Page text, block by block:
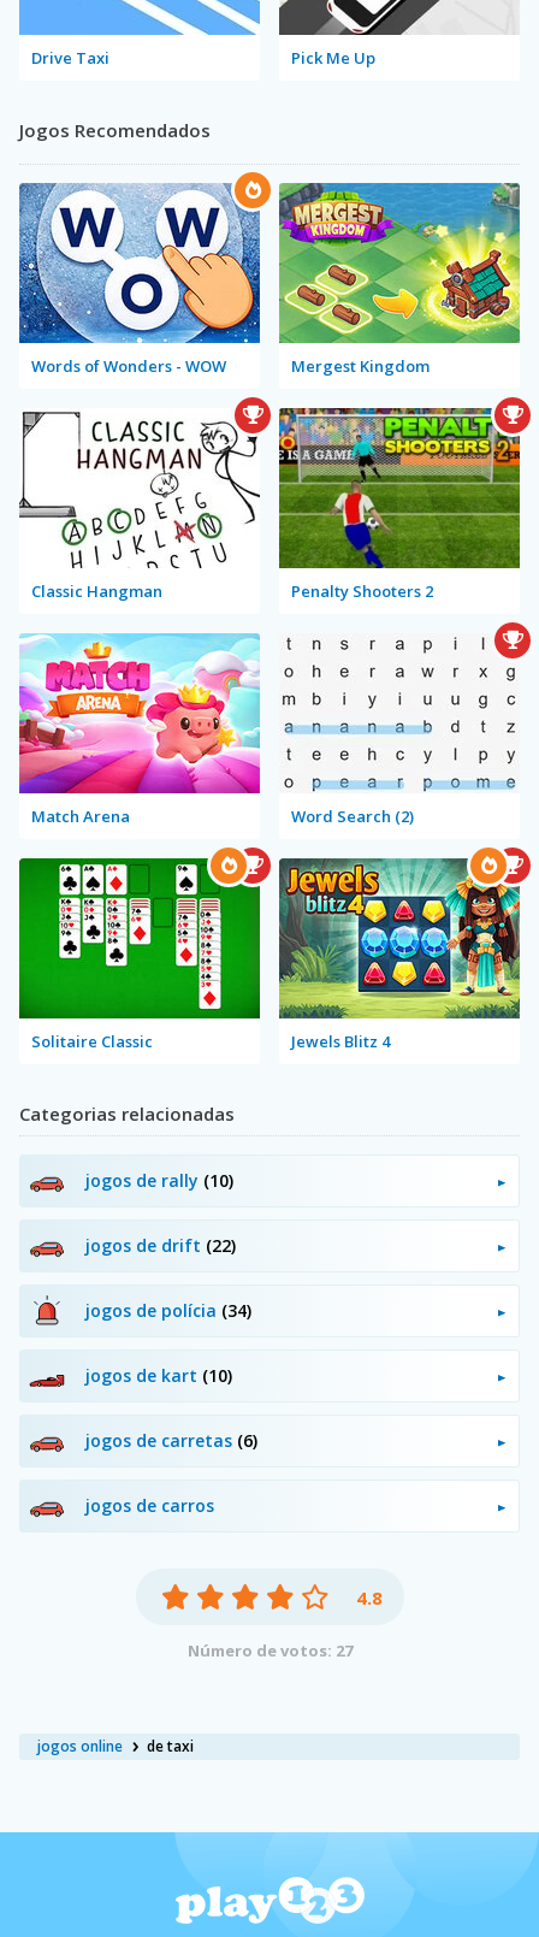
jogos online de taxi
Drive Taxi Pick Me Up
Jogos Recomendados
Words of Wonders - WOW Mergest Kingdom
Classic Hangman Penalty Shooters 2
Match Arena Word Search (2)
Solitaire Classic Jewels Blitz 4
Categorias relacionadas
jogos de rally (10)
jogos de drift (22)
jogos de polícia (34)
jogos de kart (10)
jogos de carretas (6)
jogos de carros
4.8
Número de votos: 27